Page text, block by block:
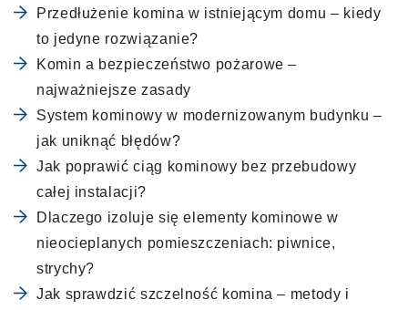
Przedłużenie komina w istniejącym domu – kiedy
to jedyne rozwiązanie?
Komin a bezpieczeństwo pożarowe –
najważniejsze zasady
System kominowy w modernizowanym budynku –
jak uniknąć błędów?
Jak poprawić ciąg kominowy bez przebudowy
całej instalacji?
Dlaczego izoluje się elementy kominowe w
nieocieplanych pomieszczeniach: piwnice,
strychy?
Jak sprawdzić szczelność komina – metody i